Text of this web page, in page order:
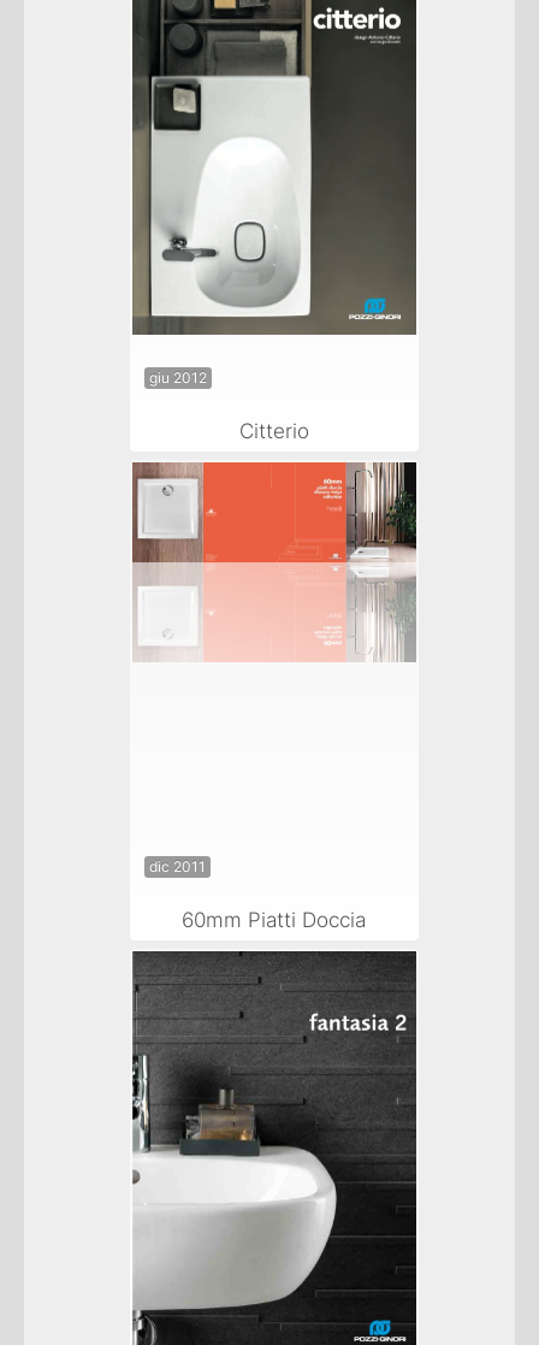
giu 2012
Citterio
dic 2011
60mm Piatti Doccia